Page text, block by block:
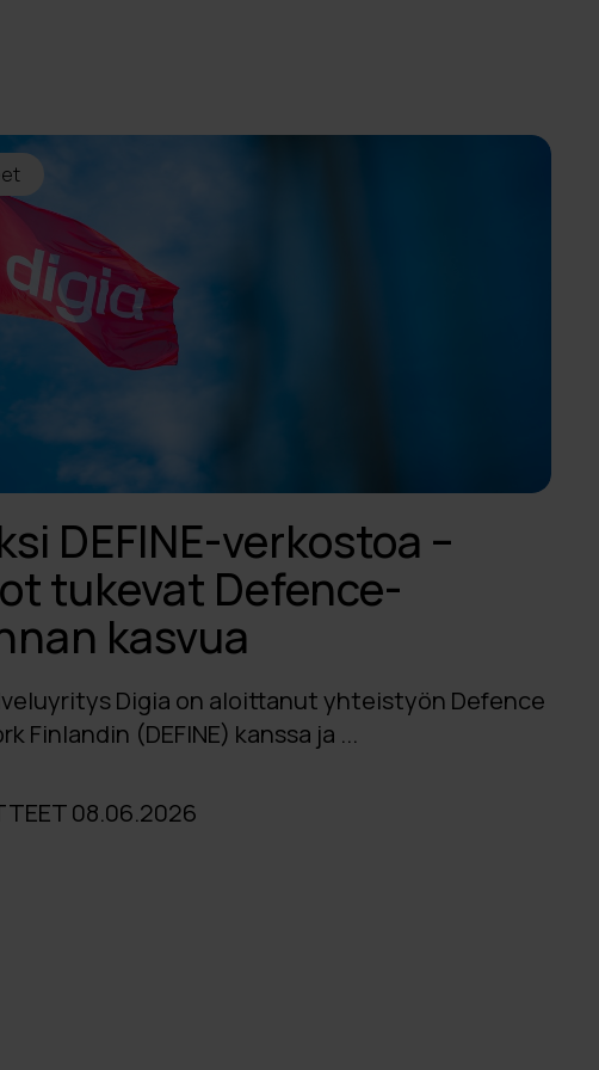
DEFINE-verkostoa –
tukevat Defence-
kasvua
Digia on aloittanut yhteistyön Defence
Finlandin (DEFINE) kanssa ja ...
08.06.2026